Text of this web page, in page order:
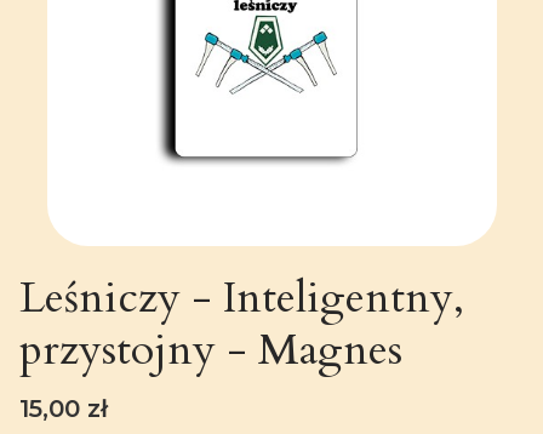
Leśniczy - Inteligentny,
przystojny - Magnes
Cena
15,00 zł